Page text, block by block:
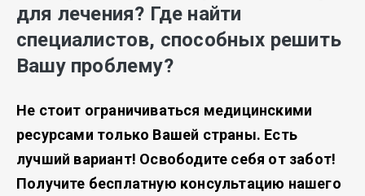
для лечения? Где найти
специалистов, способных решить
Вашу проблему?
Не стоит ограничиваться медицинскими
ресурсами только Вашей страны. Есть
лучший вариант! Освободите себя от забот!
Получите бесплатную консультацию нашего